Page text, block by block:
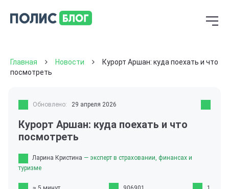
Главная Новости
Курорт Аршан: куда поехать и что
посмотреть
Обновлено: 29 апреля 2026
Курорт Аршан: куда поехать и что
посмотреть
Ларина Кристина — эксперт в страховании, финансах и
туризме